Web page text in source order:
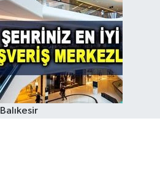
Balıkesir